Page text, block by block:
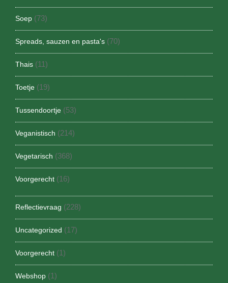
Soep (73)
Spreads, sauzen en pasta's (70)
Thais (11)
Toetje (19)
Tussendoortje (53)
Veganistisch (214)
Vegetarisch (368)
Voorgerecht (16)
Reflectievraag (228)
Uncategorized (17)
Voorgerecht (1)
Webshop (1)